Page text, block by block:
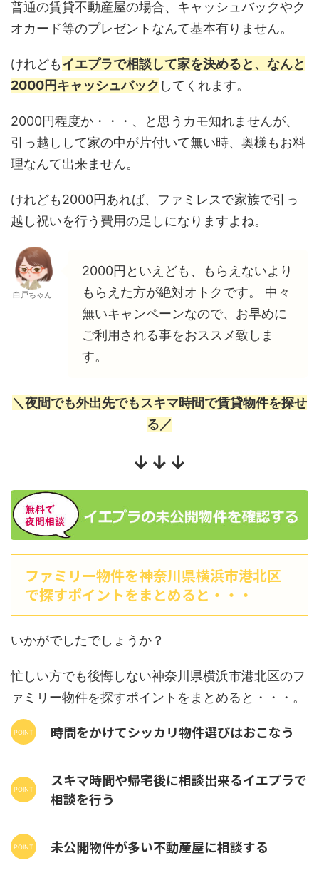
普通の賃貸不動産屋の場合、キャッシュバックやク
オカード等のプレゼントなんて基本有りません。
けれどもイエプラで相談して家を決めると、なんと
2000円キャッシュバック してくれます。
2000円程度か・・・、と思うカモ知れませんが、
引っ越しして家の中が片付いて無い時、奥様もお料
理なんて出来ません。
けれども2000円あれば、ファミレスで家族で引っ
越し祝いを行う費用の足しになりますよね。
白戸ちゃん
2000円といえども、もらえないより
もらえた方が絶対オトクです。 中々
無いキャンペーンなので、お早めに
ご利用される事をおススメ致しま
す。
＼夜間でも外出先でもスキマ時間で賃貸物件を探せ
る／
↓↓↓
ファミリー物件を神奈川県横浜市港北区
で探すポイントをまとめると・・・
いかがでしたでしょうか？
忙しい方でも後悔しない神奈川県横浜市港北区のフ
ァミリー物件を探すポイントをまとめると・・・。
時間をかけてシッカリ物件選びはおこなう
スキマ時間や帰宅後に相談出来るイエプラで
相談を行う
未公開物件が多い不動産屋に相談する